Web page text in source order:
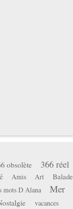
obsolète 366 réel
Amis Art Balade
mots D Alana Mer
vacances